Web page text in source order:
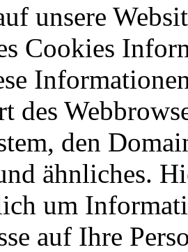
unsere
Cookies
des
den
ähnliches.
um
auf Ihre